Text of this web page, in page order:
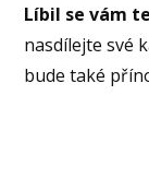
Líbil se vám
nasdílejte své
bude také